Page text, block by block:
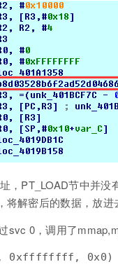
，PT_LOAD节中并没
解密后的数据，放
svc 0，调用了
0xffffffff,